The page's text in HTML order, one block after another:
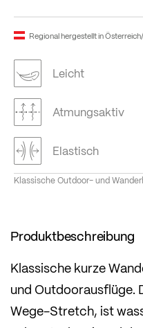
Regional hergestellt in
Leicht
Atmungsaktiv
Elastisch
Klassische Outdoor- und
Produktbeschreibung
Klassische kurze
und
Wege-Stretch, ist